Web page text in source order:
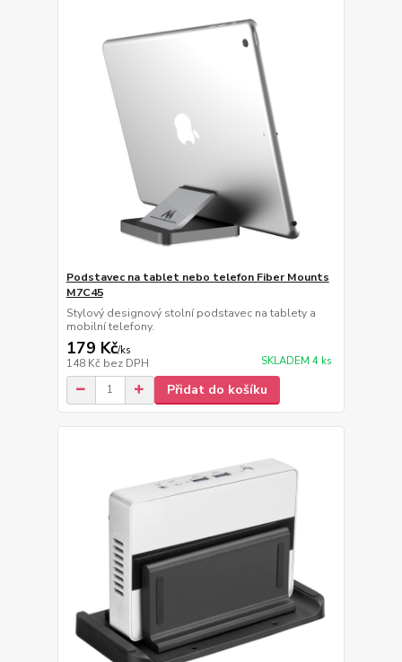
Podstavec na tablet nebo telefon Fiber Mounts
M7C45
Stylový designový stolní podstavec na tablety a
mobilní telefony.
179 Kč/ks
148 Kč bez DPH SKLADEM 4 ks
Přidat do košíku